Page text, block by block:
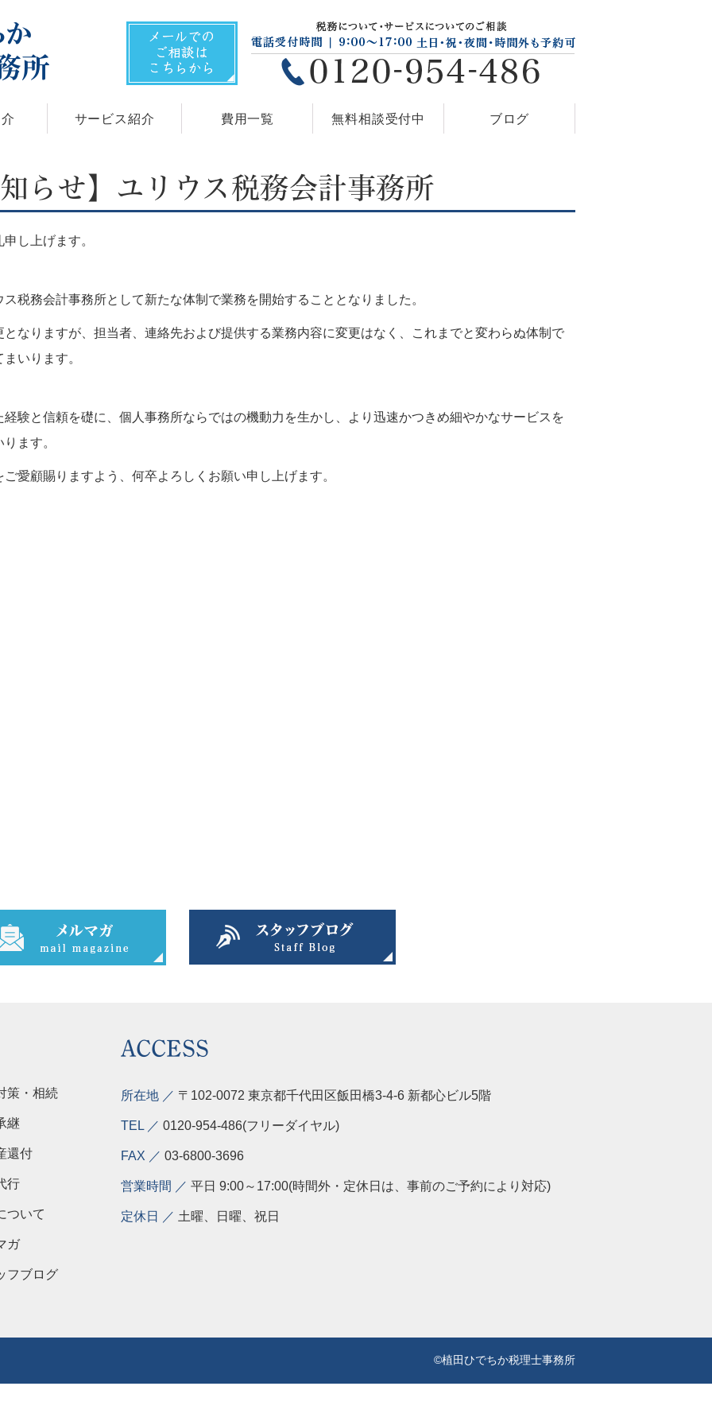
サービス紹介 費用一覧 無料相談受付中 ブログ
らせ】ユリウス税務会計事務所
し上げます。
税務会計事務所として新たな体制で業務を開始することとなりました。
なりますが、担当者、連絡先および提供する業務内容に変更はなく、これまでと変わらぬ体制で
いります。
験と信頼を礎に、個人事務所ならではの機動力を生かし、より迅速かつきめ細やかなサービスを
ます。
愛顧賜りますよう、何卒よろしくお願い申し上げます。
策・相続
継
還付
行
ついて
ガ
フブログ
ACCESS
所在地 ／ 〒102-0072 東京都千代田区飯田橋3-4-6 新都心ビル5階
TEL ／ 0120-954-486(フリーダイヤル)
FAX ／ 03-6800-3696
営業時間 ／ 平日 9:00～17:00(時間外・定休日は、事前のご予約により対応)
定休日 ／ 土曜、日曜、祝日
©植田ひでちか税理士事務所